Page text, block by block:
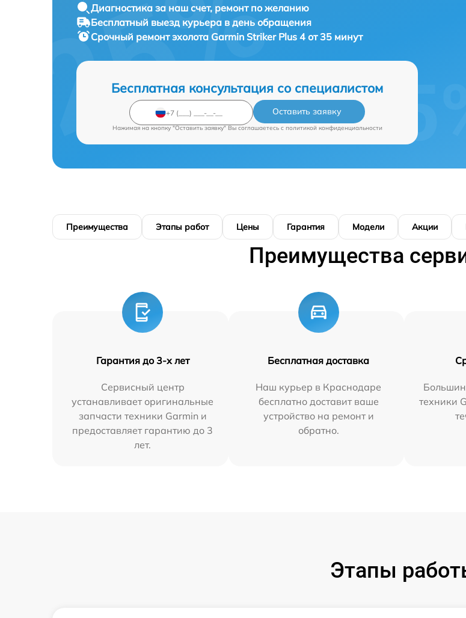
Диагностика за наш счет, ремонт по желанию
Бесплатный выезд курьера в день обращения
Срочный ремонтэхолота Garmin Striker Plus 4 от 35 минут
Бесплатная консультация со специалистом
Оставить заявку
Нажимая на кнопку "Оставить заявку" Вы соглашаетесь c политикой конфиденциальности
Преимущества Этапы работ Цены Гарантия Модели Акции
Преимущества
Гарантия до 3-х лет
Сервисный центр
устанавливает оригинальные
запчасти техники Garmin и
предоставляет гарантию до 3
лет.
Бесплатная доставка
Наш курьер в Краснодаре
бесплатно доставит ваше
устройство на ремонт и
обратно.
техники
Этапы